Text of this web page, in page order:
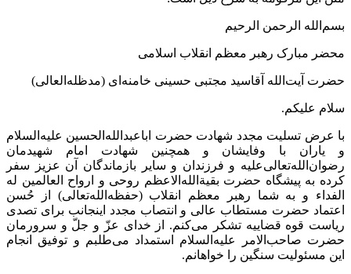
بسم‌الله الرحمن الرحیم
محضر مبارک رهبر معظم انقلاب اسلامی
حضرت آیت‌الله آقاسید مجتبی حسینی خامنه‌ای (مدظله‌العالی)
سلام علیکم.
با عرض تسلیت مجدد شهادت حضرت اباعبدالله‌الحسین علیه‌السلام
و یاران با وفایشان و همچنین شهادت امام شهیدمان
رضوان‌الله‌تعالی‌علیه و فرزندان و سایر بازماندگان آن عزیز سفر
کرده به پیشگاه حضرت بقیةالله‌الاعظم روحی و ارواح العالمین له
الفداء و به شما رهبر معظم انقلاب (حفظه‌الله‌تعالی) از حُسن
اعتماد حضرت مستطاب عالی و انتصاب مجدد اینجانب برای تصدی
ریاست قوه قضاییه تشکر می‌کنم. از خدای عزّ و جلّ و سرورمان
حضرت صاحب‌الامر علیه‌السلام استمداد می‌طلبم و توفیق انجام
این مسئولیت سنگین را خواهانم.